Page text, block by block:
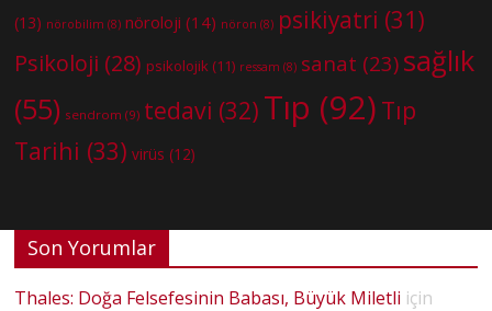
(13) nörobilim (8) nöroloji (14) nöron (8) psikiyatri (31)
Psikoloji (28) psikolojik (11) ressam (8) sanat (23) sağlık
(55) sendrom (9) tedavi (32) Tıp (92) Tıp
Tarihi (33) virüs (12)
Son Yorumlar
Thales: Doğa Felsefesinin Babası, Büyük Miletli için